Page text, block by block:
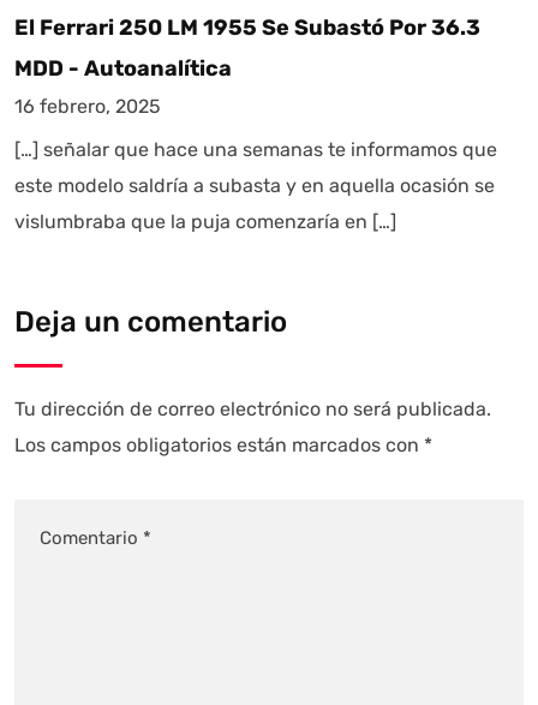
El Ferrari 250 LM 1955 Se Subastó Por 36.3
MDD - Autoanalítica
16 febrero, 2025
[…] señalar que hace una semanas te informamos que
este modelo saldría a subasta y en aquella ocasión se
vislumbraba que la puja comenzaría en […]
Deja un comentario
Tu dirección de correo electrónico no será publicada.
Los campos obligatorios están marcados con *